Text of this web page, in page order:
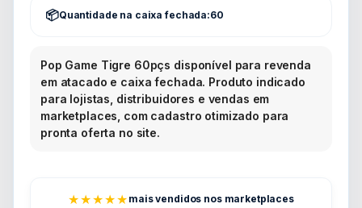
Quantidade na caixa fechada:60
Pop Game Tigre 60pçs disponível para revenda
em atacado e caixa fechada. Produto indicado
para lojistas, distribuidores e vendas em
marketplaces, com cadastro otimizado para
pronta oferta no site.
★★★★★ mais vendidos nos marketplaces